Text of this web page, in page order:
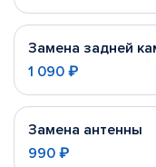
Замена задней
1 090 ₽
Замена антенны
990 ₽